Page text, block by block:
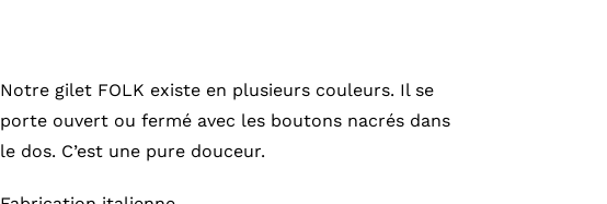
Notre gilet FOLK existe en plusieurs couleurs. Il se
porte ouvert ou fermé avec les boutons nacrés dans
le dos. C’est une pure douceur.